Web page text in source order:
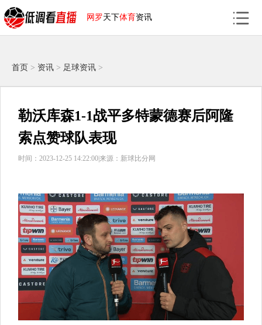
网罗天下体育资讯
首页 > 资讯 > 足球资讯 >
勒沃库森1-1战平多特蒙德赛后阿隆
索点赞球队表现
时间：2023-12-25 14:22:00|来源：新球比分网